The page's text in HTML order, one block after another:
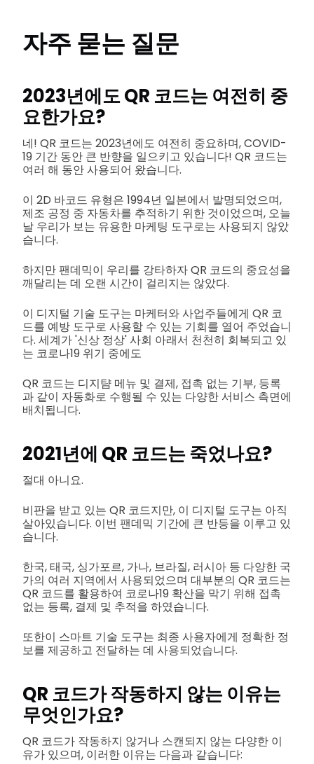
자주 묻는 질문
2023년에도 QR 코드는 여전히 중
요한가요?
네! QR 코드는 2023년에도 여전히 중요하며, COVID-
19 기간 동안 큰 반향을 일으키고 있습니다! QR 코드는
여러 해 동안 사용되어 왔습니다.
이 2D 바코드 유형은 1994년 일본에서 발명되었으며,
제조 공정 중 자동차를 추적하기 위한 것이었으며, 오늘
날 우리가 보는 유용한 마케팅 도구로는 사용되지 않았
습니다.
하지만 팬데믹이 우리를 강타하자 QR 코드의 중요성을
깨달리는 데 오랜 시간이 걸리지는 않았다.
이 디지털 기술 도구는 마케터와 사업주들에게 QR 코
드를 예방 도구로 사용할 수 있는 기회를 열어 주었습니
다. 세계가 '신상 정상' 사회 아래서 천천히 회복되고 있
는 코로나19 위기 중에도
QR 코드는 디지턈 메뉴 및 결제, 접촉 없는 기부, 등록
과 같이 자동화로 수행될 수 있는 다양한 서비스 측면에
배치됩니다.
2021년에 QR 코드는 죽었나요?
절대 아니요.
비판을 받고 있는 QR 코드지만, 이 디지털 도구는 아직
살아있습니다. 이번 팬데믹 기간에 큰 반등을 이루고 있
습니다.
한국, 태국, 싱가포르, 가나, 브라질, 러시아 등 다양한 국
가의 여러 지역에서 사용되었으며 대부분의 QR 코드는
QR 코드를 활용하여 코로나19 확산을 막기 위해 접촉
없는 등록, 결제 및 추적을 하였습니다.
또한이 스마트 기술 도구는 최종 사용자에게 정확한 정
보를 제공하고 전달하는 데 사용되었습니다.
QR 코드가 작동하지 않는 이유는
무엇인가요?
QR 코드가 작동하지 않거나 스캔되지 않는 다양한 이
유가 있으며, 이러한 이유는 다음과 같습니다: